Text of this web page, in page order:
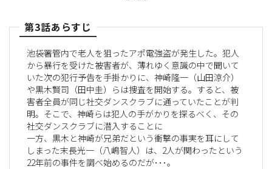
第3話あらすじ
池袋署管内で老人を狙ったアポ電強盗が発生した。犯人
から暴行を受けた被害者が、薄れゆく意識の中で聞いて
いた次の犯行予告を手掛かりに、神崎隆一（山田涼介）
や黒木賢司（田中圭）らは捜査を開始する。すると、被
害者全員が同じ社交ダンスクラブに通っていたことが判
明。そこで、神崎らは犯人の手がかりを探るべく、その
社交ダンスクラブに潜入することに
一方、黒木と神崎が兄弟だという衝撃の事実を耳にして
しまった末長光一（八嶋智人）は、2人が関わったという
22年前の事件を調べ始めるのだが･･･。